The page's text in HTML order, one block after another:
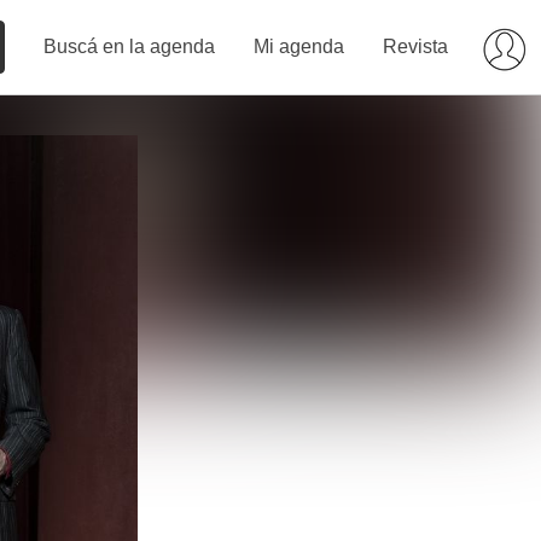
Buscá en la agenda Mi agenda Revista